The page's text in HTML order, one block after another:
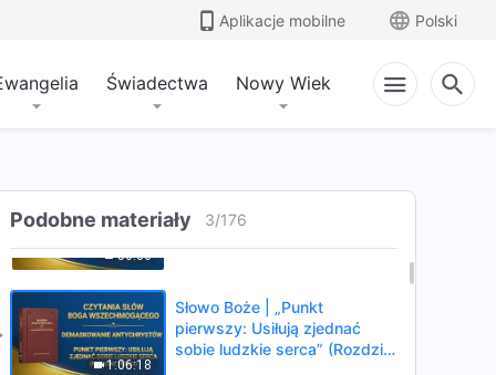
Aplikacje mobilne Polski
Świadectwa Nowy Wiek
Podobne materiały 3/176
Słowo Boże | „Punkt
pierwszy: Usiłują zjednać
50:36
Słowo Boże | „Punkt
pierwszy: Usiłują zjednać
1:06:18
Słowo Boże | „Punkt
pierwszy: Usiłują zjednać
sobie ludzkie serca” (Rozdział